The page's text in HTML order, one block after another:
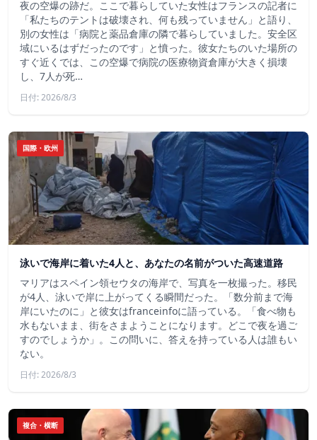
夜の空爆の跡だ。ここで暮らしていた女性はフランスの記者に
「私たちのテントは破壊され、何も残っていません」と語り、
別の女性は「病院と薬品倉庫の隣で暮らしていました。安全区
域にいるはずだったのです」と憤った。彼女たちのいた場所の
すぐ近くでは、この空爆で病院の医療物資倉庫が大きく損壊
し、7人が死…
日付: 2026/8/3
国際・欧州
泳いで海岸に着いた4人と、あなたの名前がついた高速道路
マリアはスペイン領セウタの海岸で、写真を一枚撮った。移民
が4人、泳いで岸に上がってくる瞬間だった。「数分前まで海
岸にいたのに」と彼女はfranceinfoに語っている。「食べ物も
水もないまま、街をさまようことになります。どこで夜を過ご
すのでしょうか」。この問いに、答えを持っている人は誰もい
ない。
日付: 2026/8/3
複合・横断